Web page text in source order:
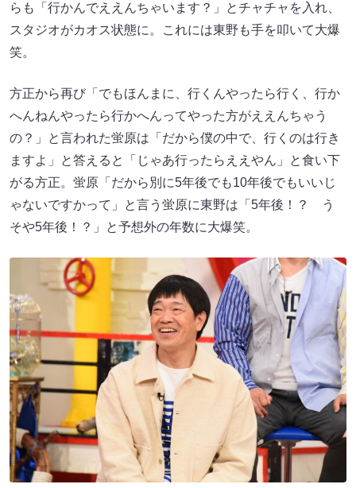
らも「行かんでええんちゃいます？」とチャチャを入れ、
スタジオがカオス状態に。これには東野も手を叩いて大爆
笑。
方正から再び「でもほんまに、行くんやったら行く、行か
へんねんやったら行かへんってやった方がええんちゃう
の？」と言われた蛍原は「だから僕の中で、行くのは行き
ますよ」と答えると「じゃあ行ったらええやん」と食い下
がる方正。蛍原「だから別に5年後でも10年後でもいいじ
ゃないですかって」と言う蛍原に東野は「5年後！？ う
そや5年後！？」と予想外の年数に大爆笑。